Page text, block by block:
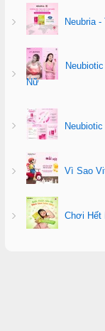
Neubria
Nữ
Vì Sao
Chơi Hết